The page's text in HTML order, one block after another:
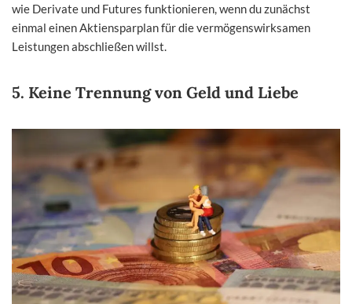
wie Derivate und Futures funktionieren, wenn du zunächst
einmal einen Aktiensparplan für die vermögenswirksamen
Leistungen abschließen willst.
5. Keine Trennung von Geld und Liebe